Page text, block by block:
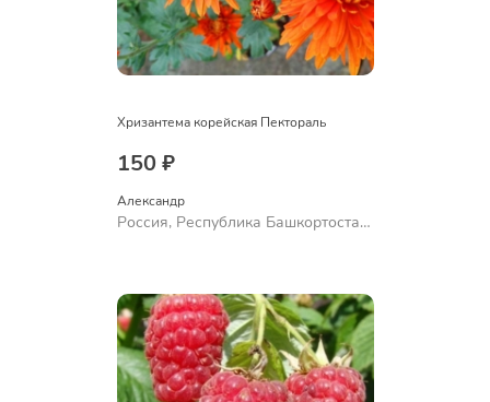
Хризантема корейская Пектораль
150 ₽
Александр
Россия, Республика Башкортостан,